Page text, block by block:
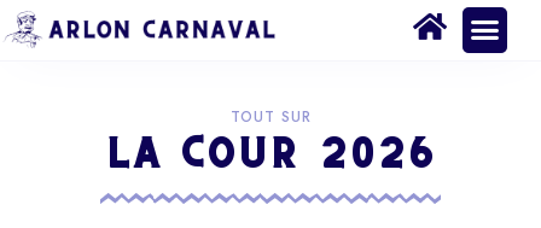
TOUT SUR
LA COUR 2026